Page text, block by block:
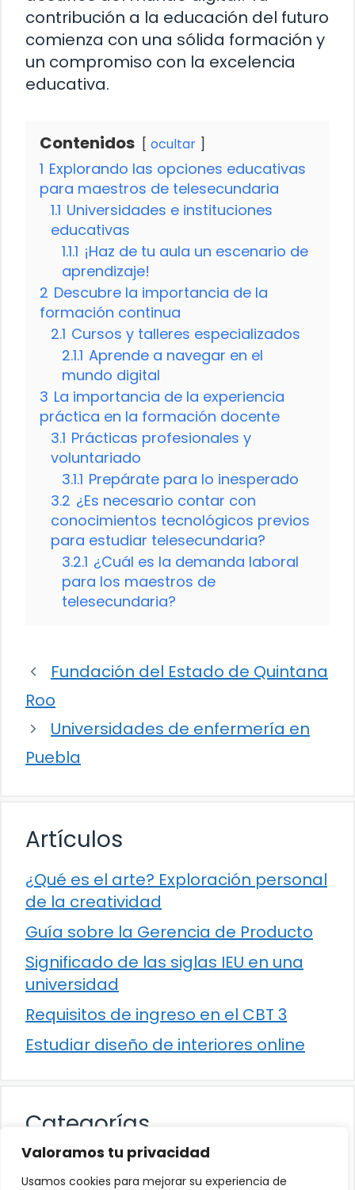
Valoramos tu privacidad
Usamos cookies para mejorar su experiencia de
contribución a la educación del futuro
comienza con una sólida formación y
un compromiso con la excelencia
educativa.
Contenidos ocultar
1 Explorando las opciones educativas
para maestros de telesecundaria
1.1 Universidades e instituciones
educativas
1.1.1 ¡Haz de tu aula un escenario de
aprendizaje!
2 Descubre la importancia de la
formación continua
2.1 Cursos y talleres especializados
2.1.1 Aprende a navegar en el
mundo digital
3 La importancia de la experiencia
práctica en la formación docente
3.1 Prácticas profesionales y
voluntariado
3.1.1 Prepárate para lo inesperado
3.2 ¿Es necesario contar con
conocimientos tecnológicos previos
para estudiar telesecundaria?
3.2.1 ¿Cuál es la demanda laboral
para los maestros de
telesecundaria?
Fundación del Estado de Quintana
Roo
Universidades de enfermería en
Puebla
Artículos
¿Qué es el arte? Exploración personal
de la creatividad
Guía sobre la Gerencia de Producto
Significado de las siglas IEU en una
universidad
Requisitos de ingreso en el CBT 3
Estudiar diseño de interiores online
Categorías
Cultura